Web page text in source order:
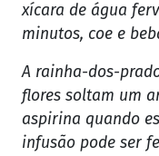
xícara de água
minutos, coe e
A rainha-dos-
flores soltam um
aspirina quando
infusão pode ser